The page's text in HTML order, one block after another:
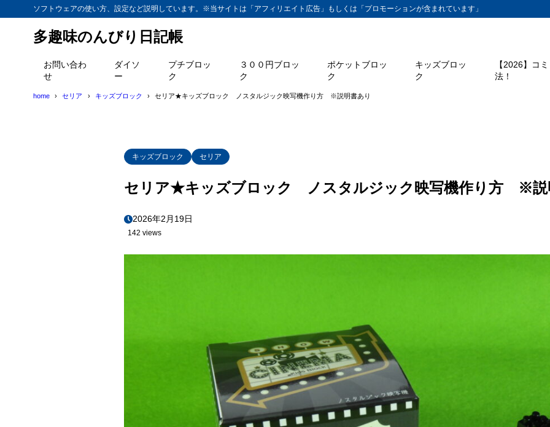
ソフトウェアの使い方、設定など説明しています。※当サイトは「アフィリエイト広告」もしくは「プロモーションが含まれています」
多趣味のんびり日記帳
お問い合わ
せ
ダイソ
ー
プチブロッ
ク
３００円ブロッ
ク
ポケットブロッ
ク
キッズブロッ
ク
【2026】コ
法！
home セリア キッズブロック セリア★キッズブロック ノスタルジック映写機作り方 ※説明書あり
キッズブロック セリア
セリア★キッズブロック ノスタルジック映写機作り方 ※説
2026年2月19日
142 views